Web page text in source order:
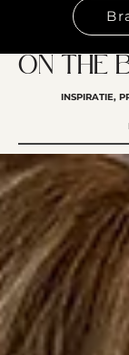
ON THE
INSPIRATIE,